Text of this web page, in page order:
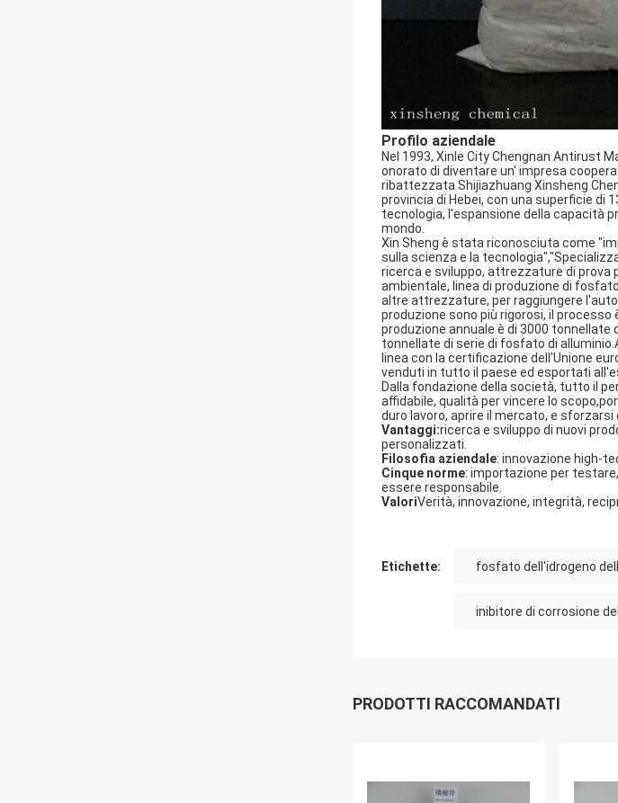
Profilo aziendale
Nel 1993, Xinle City Chengnan Antirust
onorato di diventare un' impresa
ribattezzata Shijiazhuang Xinsheng
provincia di Hebei, con una superficie
tecnologia, l'espansione della capacità
mondo.
Xin Sheng è stata riconosciuta come
sulla scienza e la
ricerca e sviluppo, attrezzature di prova
ambientale, linea di produzione di
altre attrezzature, per raggiungere
produzione sono più rigorosi, il
produzione annuale è di 3000
tonnellate di serie di fosfato di
linea con la certificazione dell'Unione
venduti in tutto il paese ed esportati
Dalla fondazione della società, tutto il
affidabile, qualità per vincere lo
duro lavoro, aprire il mercato, e sforzarsi
Vantaggi:ricerca e sviluppo di nuovi
personalizzati.
Filosofia aziendale: innovazione high-
Cinque norme: importazione per
essere responsabile.
ValoriVerità, innovazione, integrità,
Etichette: fosfato dell'idrogeno
inibitore di corrosione
PRODOTTI RACCOMANDATI